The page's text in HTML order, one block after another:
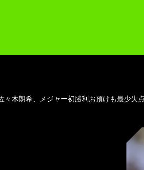
々木朗希、メジャー初勝利お預けも最少